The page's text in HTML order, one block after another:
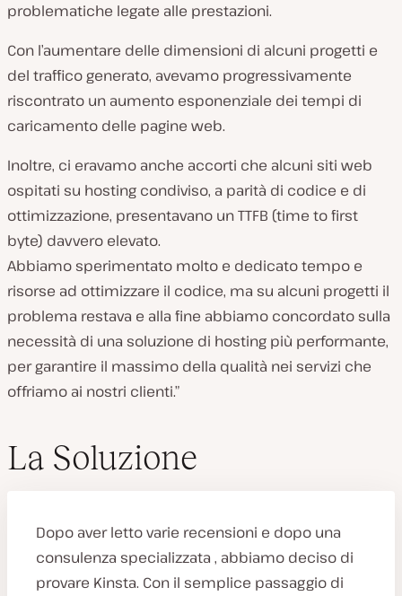
problematiche legate alle prestazioni.
Con l’aumentare delle dimensioni di alcuni progetti e
del traffico generato, avevamo progressivamente
riscontrato un aumento esponenziale dei tempi di
caricamento delle pagine web.
Inoltre, ci eravamo anche accorti che alcuni siti web
ospitati su hosting condiviso, a parità di codice e di
ottimizzazione, presentavano un TTFB (time to first
byte) davvero elevato.
Abbiamo sperimentato molto e dedicato tempo e
risorse ad ottimizzare il codice, ma su alcuni progetti il
problema restava e alla fine abbiamo concordato sulla
necessità di una soluzione di hosting più performante,
per garantire il massimo della qualità nei servizi che
offriamo ai nostri clienti.”
La Soluzione
Dopo aver letto varie recensioni e dopo una
consulenza specializzata , abbiamo deciso di
provare Kinsta. Con il semplice passaggio di